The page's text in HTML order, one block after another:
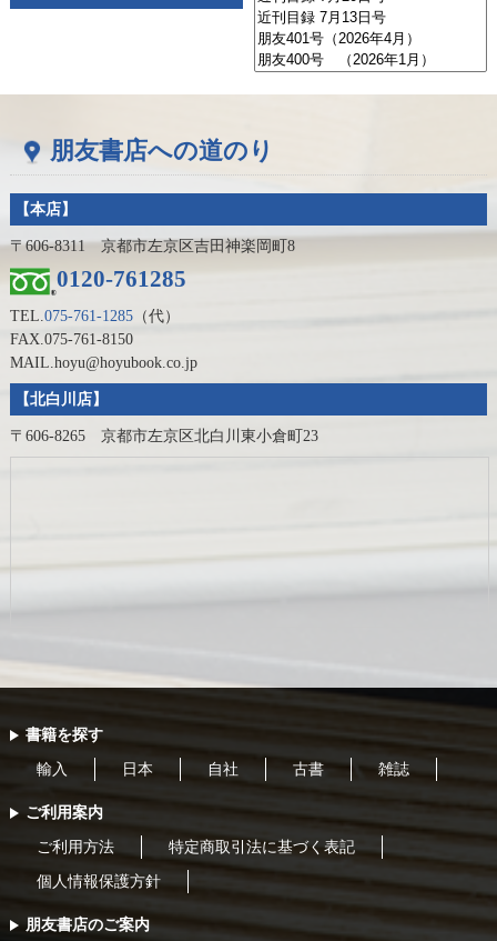
朋友書店への道のり
【本店】
〒606-8311 京都市左京区吉田神楽岡町8
0120-761285
TEL.075-761-1285（代）
FAX.075-761-8150
MAIL.hoyu@hoyubook.co.jp
【北白川店】
〒606-8265 京都市左京区北白川東小倉町23
書籍を探す
輸入 日本 自社 古書 雑誌
ご利用案内
ご利用方法 特定商取引法に基づく表記
個人情報保護方針
朋友書店のご案内